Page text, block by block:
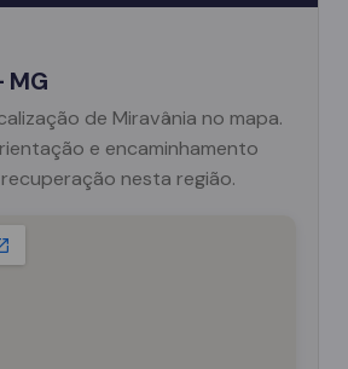
MG
de Miravânia no mapa.
e encaminhamento
nesta região.